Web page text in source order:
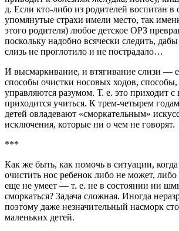
д. Если кто-либо из родителей воспитан в
упомянутые страхи имели место, так
этого родителя) любое детское ОРЗ
поскольку надобно всячески следить,
слизь не проглотило и не пострадало…
И высмаркивание, и втягивание слизи —
способы очистки носовых ходов, способы,
управляются разумом. Т. е. это приходит с
приходится учиться. К трем-четырем
детей овладевают «сморкательным»
исключения, которые ни о чем не говорят.
***
Как же быть, как помочь в ситуации, когда
очистить нос ребенок либо не может, либо
еще не умеет — т. е. не в состоянии ни
сморкаться? Задача сложная. Иногда
поэтому даже незначительный насморк
маленьких детей.